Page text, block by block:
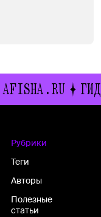
ГИД
Рубрики
Теги
Авторы
Полезные
статьи